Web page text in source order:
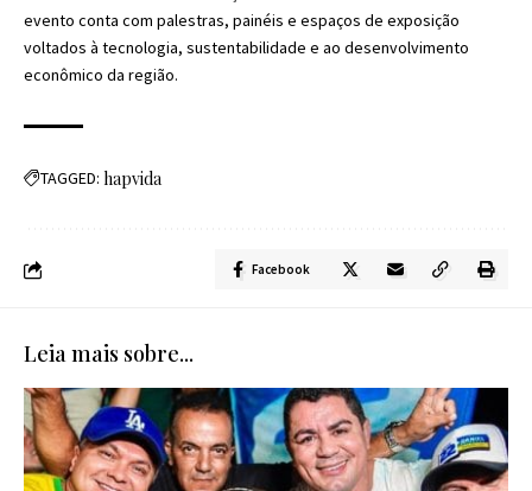
evento conta com palestras, painéis e espaços de exposição
voltados à tecnologia, sustentabilidade e ao desenvolvimento
econômico da região.
TAGGED: hapvida
Facebook
Leia mais sobre...